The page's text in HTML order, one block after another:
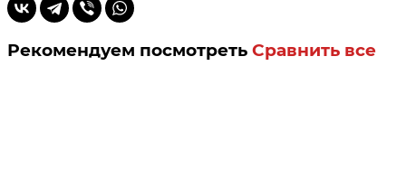
Рекомендуем посмотреть Сравнить все